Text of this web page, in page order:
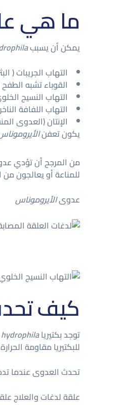
ما هي
يمكن أن يسبب
التهاب الجريبات (
القوباء تشبه
التهاب النسيج
التهاب اللفافة
الإنتان (العدوى
يكون تعفن
من المرجح أن تؤدي
للمناعة أو يعالجون
عدوىالأيروموناس
كيف
توجد بكتيريا
للبكتيريا مقاومة
تحدث العدوى عندما
علقة لدغات والعلاج